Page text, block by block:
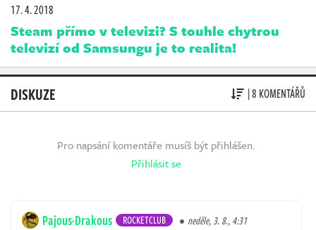
17. 4. 2018
Steam přímo v televizi? S touhle chytrou
televizí od Samsungu je to realita!
DISKUZE | 8 KOMENTÁŘŮ
Pro napsání komentáře musíš být přihlášen.
Přihlásit se
Pajous-Drakous ROCKETCLUB neděle, 3. 8., 4:31